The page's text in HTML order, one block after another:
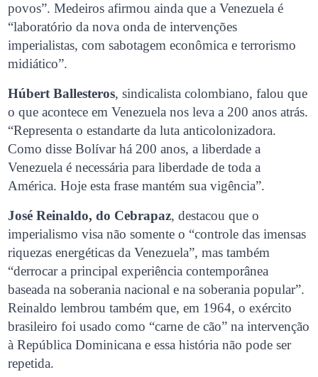
povos”. Medeiros afirmou ainda que a Venezuela é
“laboratório da nova onda de intervenções
imperialistas, com sabotagem econômica e terrorismo
midiático”.
Húbert Ballesteros, sindicalista colombiano, falou que
o que acontece em Venezuela nos leva a 200 anos atrás.
“Representa o estandarte da luta anticolonizadora.
Como disse Bolívar há 200 anos, a liberdade a
Venezuela é necessária para liberdade de toda a
América. Hoje esta frase mantém sua vigência”.
José Reinaldo, do Cebrapaz, destacou que o
imperialismo visa não somente o “controle das imensas
riquezas energéticas da Venezuela”, mas também
“derrocar a principal experiência contemporânea
baseada na soberania nacional e na soberania popular”.
Reinaldo lembrou também que, em 1964, o exército
brasileiro foi usado como “carne de cão” na intervenção
à República Dominicana e essa história não pode ser
repetida.